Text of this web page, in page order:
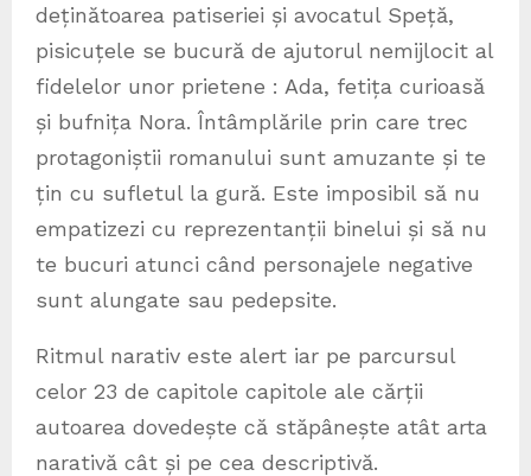
deținătoarea patiseriei și avocatul Speță,
pisicuțele se bucură de ajutorul nemijlocit al
fidelelor unor prietene : Ada, fetița curioasă
și bufnița Nora. Întâmplările prin care trec
protagoniștii romanului sunt amuzante și te
țin cu sufletul la gură. Este imposibil să nu
empatizezi cu reprezentanții binelui și să nu
te bucuri atunci când personajele negative
sunt alungate sau pedepsite.
Ritmul narativ este alert iar pe parcursul
celor 23 de capitole capitole ale cărții
autoarea dovedește că stăpânește atât arta
narativă cât și pe cea descriptivă.